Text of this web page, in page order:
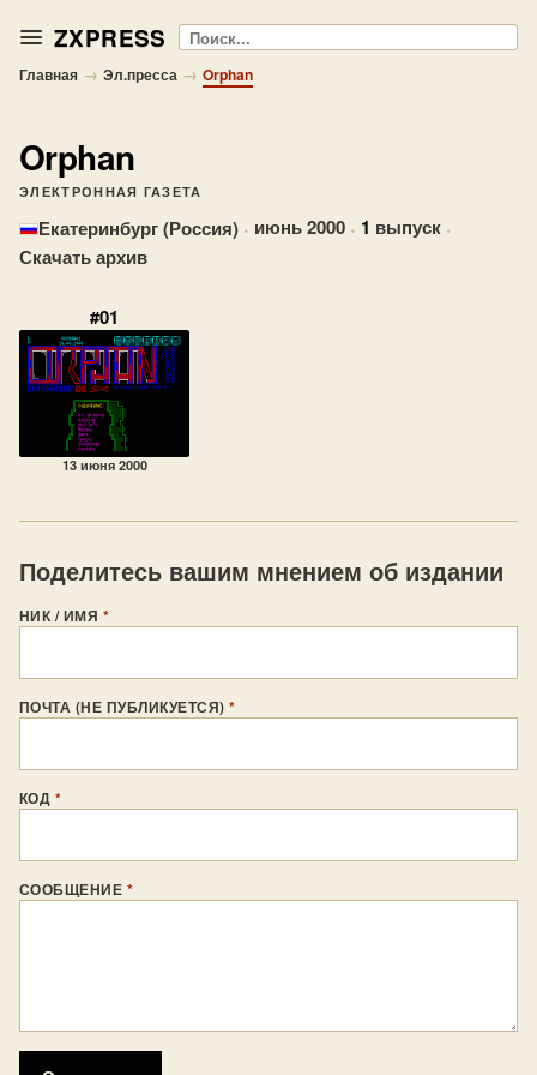
ZXPRESS Поиск
Главная → Эл.пресса → Orphan
Orphan
ЭЛЕКТРОННАЯ ГАЗЕТА
Екатеринбург (Россия) · июнь 2000 · 1 выпуск ·
Скачать архив
#01
13 июня 2000
Поделитесь вашим мнением об издании
НИК / ИМЯ *
ПОЧТА (НЕ ПУБЛИКУЕТСЯ)*
КОД *
СООБЩЕНИЕ *